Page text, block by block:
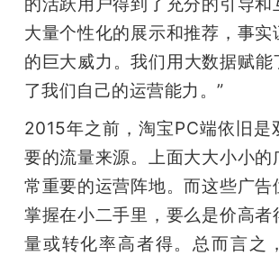
大量个性化的展示和推荐，事实
的巨大威力。我们用大数据赋能
了我们自己的运营能力。”
2015年之前，淘宝PC端依旧是
要的流量来源。上面大大小小的
常重要的运营阵地。而这些广告
掌握在小二手里，要么是价高者
量或转化率高者得。总而言之